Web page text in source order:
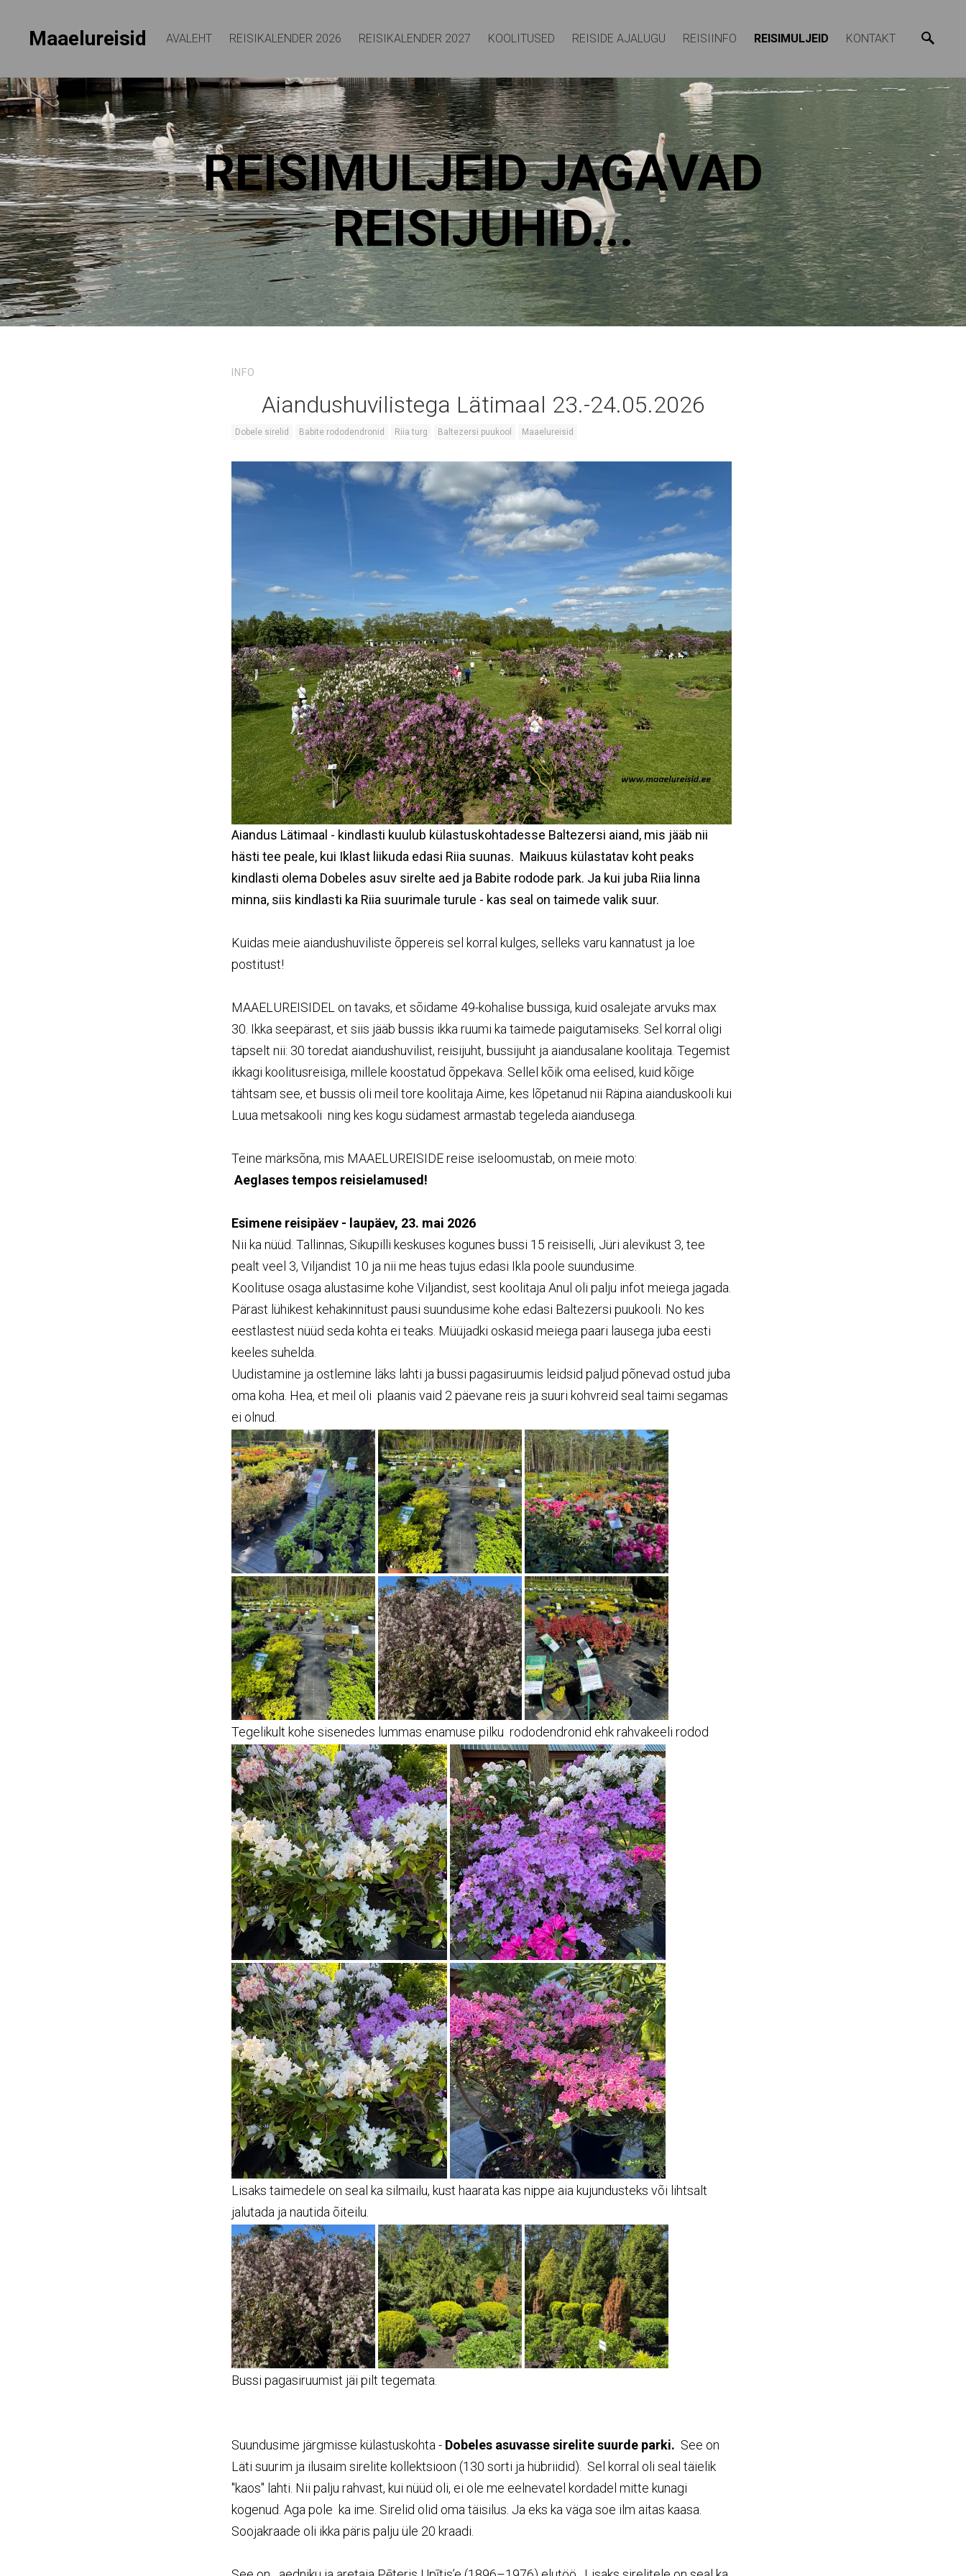
Maaelureisid AVALEHT REISIKALENDER 2026 REISIKALENDER 2027 KOOLITUSED REISIDE AJALUGU REISIINFO REISIMULJEID KONTAKT
REISIMULJEID JAGAVAD
REISIJUHID...
INFO
Aiandushuvilistega Lätimaal 23.-24.05.2026
Dobele sirelid Babite rododendronid Riia turg Baltezersi puukool Maaelureisid
Aiandus Lätimaal - kindlasti kuulub külastuskohtadesse Baltezersi aiand, mis jääb nii
hästi tee peale, kui Iklast liikuda edasi Riia suunas. Maikuus külastatav koht peaks
kindlasti olema Dobeles asuv sirelte aed ja Babite rodode park. Ja kui juba Riia linna
minna, siis kindlasti ka Riia suurimale turule - kas seal on taimede valik suur.
Kuidas meie aiandushuviliste õppereis sel korral kulges, selleks varu kannatust ja loe
postitust!
MAAELUREISIDEL on tavaks, et sõidame 49-kohalise bussiga, kuid osalejate arvuks max
30. Ikka seepärast, et siis jääb bussis ikka ruumi ka taimede paigutamiseks. Sel korral oligi
täpselt nii: 30 toredat aiandushuvilist, reisijuht, bussijuht ja aiandusalane koolitaja. Tegemist
ikkagi koolitusreisiga, millele koostatud õppekava. Sellel kõik oma eelised, kuid kõige
tähtsam see, et bussis oli meil tore koolitaja Aime, kes lõpetanud nii Räpina aianduskooli kui
Luua metsakooli ning kes kogu südamest armastab tegeleda aiandusega.
Teine märksõna, mis MAAELUREISIDE reise iseloomustab, on meie moto:
Aeglases tempos reisielamused!
Esimene reisipäev - laupäev, 23. mai 2026
Nii ka nüüd. Tallinnas, Sikupilli keskuses kogunes bussi 15 reisiselli, Jüri alevikust 3, tee
pealt veel 3, Viljandist 10 ja nii me heas tujus edasi Ikla poole suundusime.
Koolituse osaga alustasime kohe Viljandist, sest koolitaja Anul oli palju infot meiega jagada.
Pärast lühikest kehakinnitust pausi suundusime kohe edasi Baltezersi puukooli. No kes
eestlastest nüüd seda kohta ei teaks. Müüjadki oskasid meiega paari lausega juba eesti
keeles suhelda.
Uudistamine ja ostlemine läks lahti ja bussi pagasiruumis leidsid paljud põnevad ostud juba
oma koha. Hea, et meil oli plaanis vaid 2 päevane reis ja suuri kohvreid seal taimi segamas
ei olnud.
Tegelikult kohe sisenedes lummas enamuse pilku rododendronid ehk rahvakeeli rodod
Lisaks taimedele on seal ka silmailu, kust haarata kas nippe aia kujundusteks või lihtsalt
jalutada ja nautida õiteilu.
Bussi pagasiruumist jäi pilt tegemata.
Suundusime järgmisse külastuskohta - Dobeles asuvasse sirelite suurde parki. See on
Läti suurim ja ilusaim sirelite kollektsioon (130 sorti ja hübriidid). Sel korral oli seal täielik
"kaos" lahti. Nii palju rahvast, kui nüüd oli, ei ole me eelnevatel kordadel mitte kunagi
kogenud. Aga pole ka ime. Sirelid olid oma täisilus. Ja eks ka väga soe ilm aitas kaasa.
Soojakraade oli ikka päris palju üle 20 kraadi.